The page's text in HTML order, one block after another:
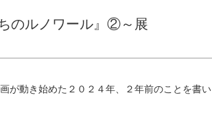
のルノワール』②～展
が動き始めた２０２４年、２年前のことを書い